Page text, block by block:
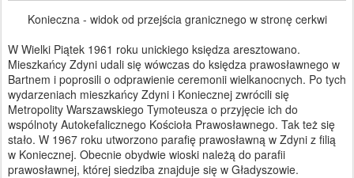
Konieczna - widok od przejścia granicznego w stronę cerkwi
W Wielki Piątek 1961 roku unickiego księdza aresztowano.
Mieszkańcy Zdyni udali się wówczas do księdza prawosławnego w
Bartnem i poprosili o odprawienie ceremonii wielkanocnych. Po tych
wydarzeniach mieszkańcy Zdyni i Koniecznej zwrócili się
Metropolity Warszawskiego Tymoteusza o przyjęcie ich do
wspólnoty Autokefalicznego Kościoła Prawosławnego. Tak też się
stało. W 1967 roku utworzono parafię prawosławną w Zdyni z filią
w Koniecznej. Obecnie obydwie wioski należą do parafii
prawosławnej, której siedziba znajduje się w Gładyszowie.